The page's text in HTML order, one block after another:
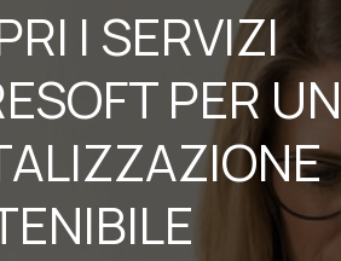
I SERVIZI
PER